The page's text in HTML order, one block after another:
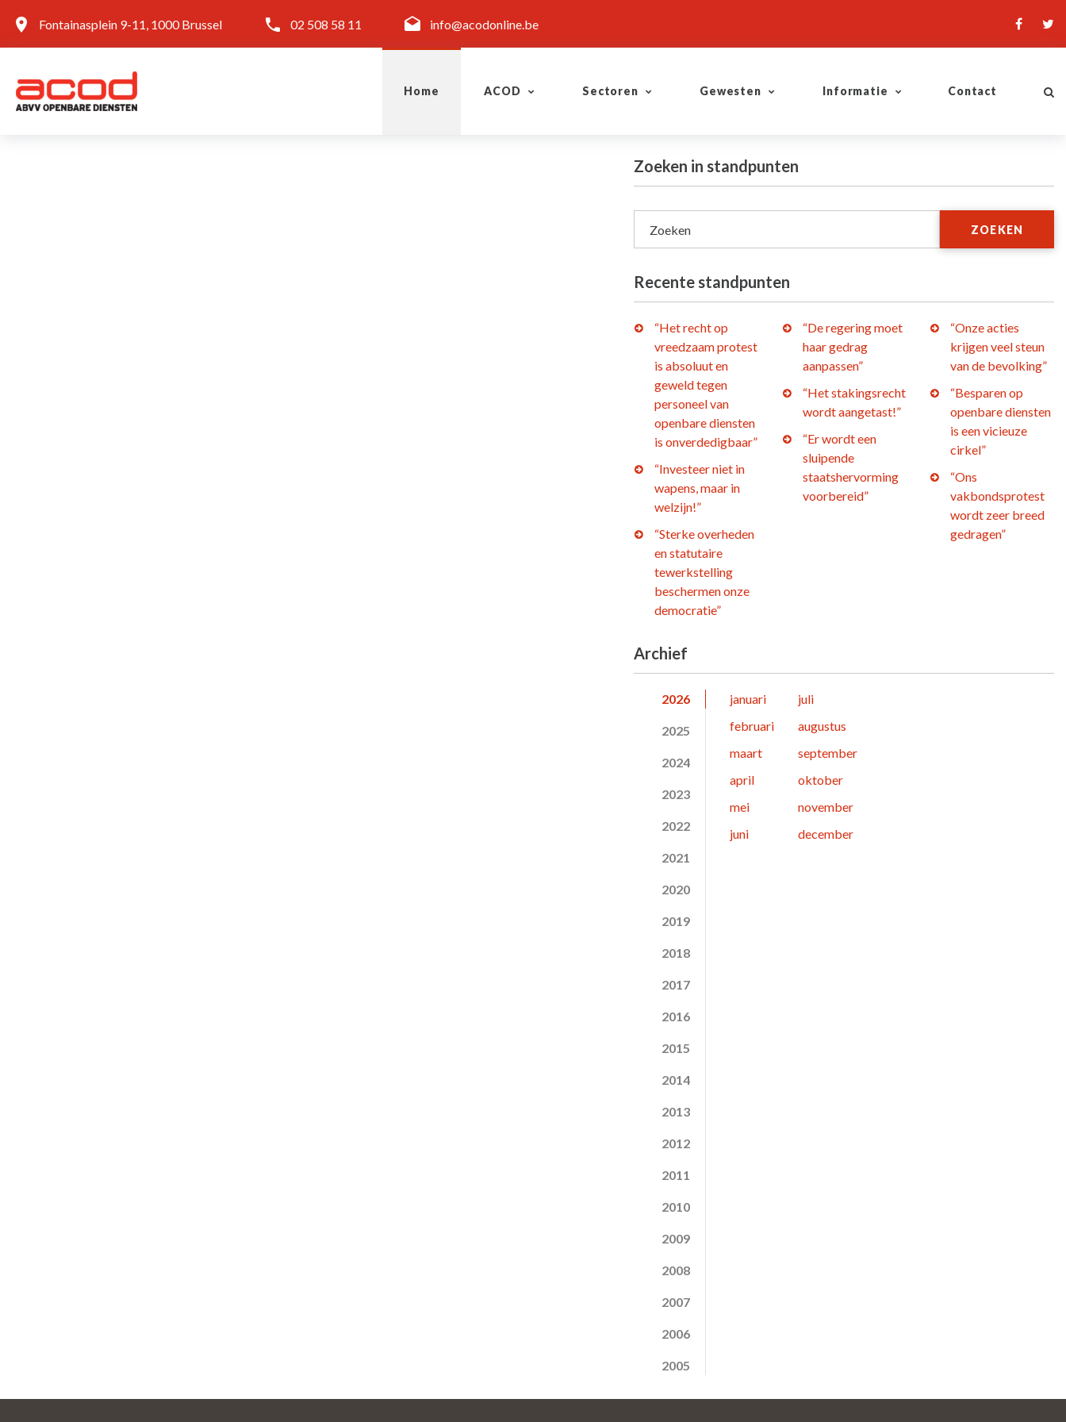
Fontainasplein 9-11, 1000 Brussel 02 508 58 11 info@acodonline.be
Home ACOD Sectoren Gewesten Informatie Contact
Zoeken in standpunten
Zoeken ZOEKEN
Recente standpunten
“Het recht op
vreedzaam protest
is absoluut en
geweld tegen
personeel van
openbare diensten
is onverdedigbaar”
“Investeer niet in
wapens, maar in
welzijn!”
“Sterke overheden
en statutaire
tewerkstelling
beschermen onze
democratie”
“De regering moet
haar gedrag
aanpassen”
“Het stakingsrecht
wordt aangetast!”
“Er wordt een
sluipende
staatshervorming
voorbereid”
“Onze acties
krijgen veel steun
van de bevolking”
“Besparen op
openbare diensten
is een vicieuze
cirkel”
“Ons
vakbondsprotest
wordt zeer breed
gedragen”
Archief
2026
2025
2024
2023
2022
2021
2020
2019
2018
2017
2016
2015
2014
2013
2012
2011
2010
2009
2008
2007
2006
2005
januari
februari
maart
april
mei
juni
juli
augustus
september
oktober
november
december